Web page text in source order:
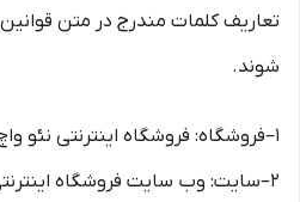
تعاریف کلمات مندرج در متن
شوند.
۱–فروشگاه: فروشگاه اینترنتی نئو واچ به عنوان فروشنده
۲–سایت: وب سایت فروشگاه